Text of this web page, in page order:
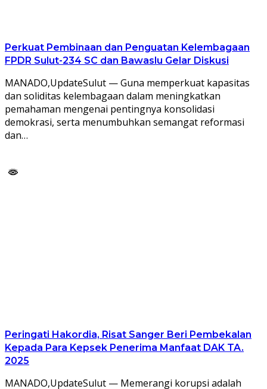
Perkuat Pembinaan dan Penguatan Kelembagaan
FPDR Sulut-234 SC dan Bawaslu Gelar Diskusi
MANADO,UpdateSulut — Guna memperkuat kapasitas
dan soliditas kelembagaan dalam meningkatkan
pemahaman mengenai pentingnya konsolidasi
demokrasi, serta menumbuhkan semangat reformasi
dan…
Peringati Hakordia, Risat Sanger Beri Pembekalan
Kepada Para Kepsek Penerima Manfaat DAK TA.
2025
MANADO,UpdateSulut — Memerangi korupsi adalah